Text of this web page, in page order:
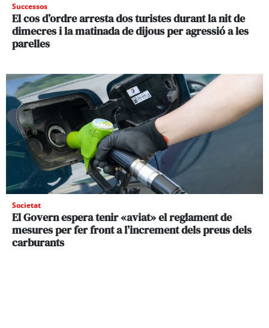
Successos
El cos d’ordre arresta dos turistes durant la nit de
dimecres i la matinada de dijous per agressió a les
parelles
Societat
El Govern espera tenir «aviat» el reglament de
mesures per fer front a l’increment dels preus dels
carburants